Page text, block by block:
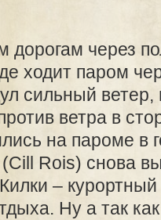
дорогам через
ходит паром
сильный ветер,
ветра в
на пароме в
Rois) снова
– курортный
Ну а так